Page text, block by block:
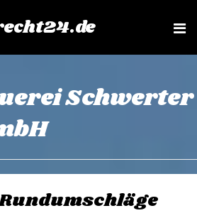
e
Schwerter
Rundumschläge